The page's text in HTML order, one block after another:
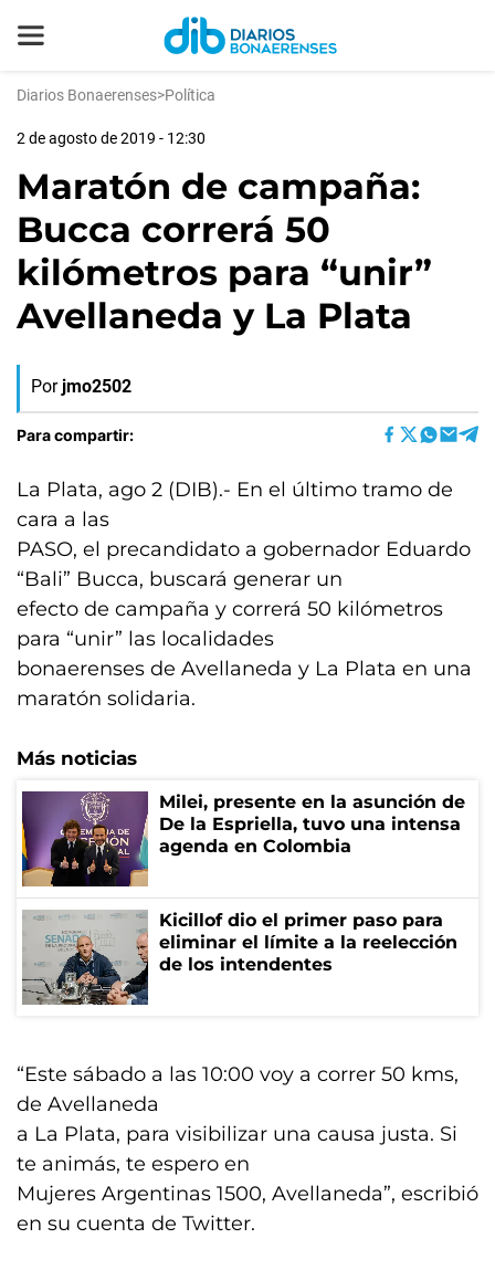
Diarios Bonaerenses>Política
2 de agosto de 2019 - 12:30
Maratón de campaña:
Bucca correrá 50
kilómetros para “unir”
Avellaneda y La Plata
Por jmo2502
Para compartir:
La Plata, ago 2 (DIB).- En el último tramo de
cara a las
PASO, el precandidato a gobernador Eduardo
“Bali” Bucca, buscará generar un
efecto de campaña y correrá 50 kilómetros
para “unir” las localidades
bonaerenses de Avellaneda y La Plata en una
maratón solidaria.
Más noticias
Milei, presente en la asunción de
De la Espriella, tuvo una intensa
agenda en Colombia
Kicillof dio el primer paso para
eliminar el límite a la reelección
de los intendentes
“Este sábado a las 10:00 voy a correr 50 kms,
de Avellaneda
a La Plata, para visibilizar una causa justa. Si
te animás, te espero en
Mujeres Argentinas 1500, Avellaneda”, escribió
en su cuenta de Twitter.